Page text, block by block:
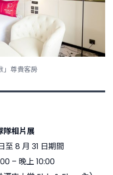
」尊貴客房
隊相片展
至 8 月 31 日期間
– 晚上 10:00